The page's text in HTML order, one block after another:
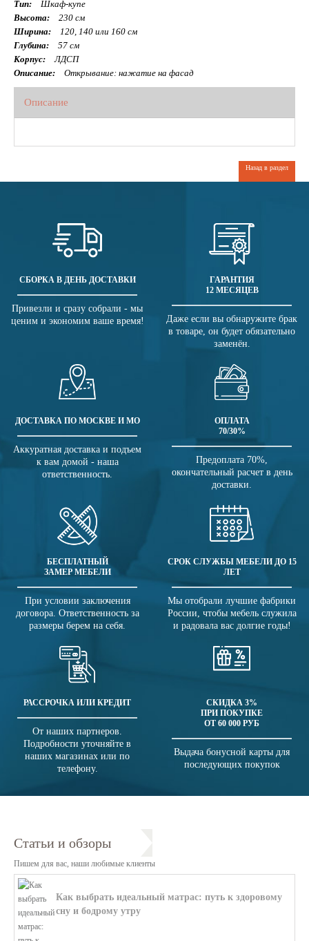
Тип:
Шкаф-купе
Высота:
230 см
Ширина:
120, 140 или 160 см
Глубина:
57 см
Корпус:
ЛДСП
Описание:
Открывание: нажатие на фасад
Описание
Назад в раздел
СБОРКА В ДЕНЬ ДОСТАВКИ
Привезли и сразу собрали - мы
ценим и экономим ваше время!
ГАРАНТИЯ
12 МЕСЯЦЕВ
Даже если вы обнаружите брак
в товаре, он будет обязательно
заменён.
ДОСТАВКА ПО МОСКВЕ И МО
Аккуратная доставка и подъем
к вам домой - наша
ответственность.
ОПЛАТА
70/30%
Предоплата 70%,
окончательный расчет в день
доставки.
БЕСПЛАТНЫЙ
ЗАМЕР МЕБЕЛИ
При условии заключения
договора. Ответственность за
размеры берем на себя.
СРОК СЛУЖБЫ МЕБЕЛИ ДО 15
ЛЕТ
Мы отобрали лучшие фабрики
России, чтобы мебель служила
и радовала вас долгие годы!
РАССРОЧКА ИЛИ КРЕДИТ
От наших партнеров.
Подробности уточняйте в
наших магазинах или по
телефону.
СКИДКА 3%
ПРИ ПОКУПКЕ
ОТ 60 000 РУБ
Выдача бонусной карты для
последующих покупок
Статьи и обзоры
Пишем для вас, наши любимые клиенты
Как выбрать идеальный матрас: путь к здоровому
сну и бодрому утру